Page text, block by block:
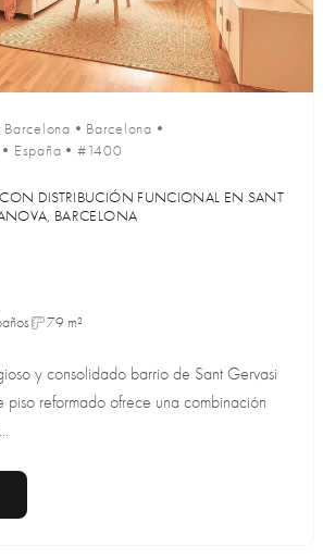
Barcelona • Barcelona •
• España • #1400
DISTRIBUCIÓN FUNCIONAL EN SANT
BARCELONA
79 m²
y consolidado barrio de Sant Gervasi
piso reformado ofrece una combinación